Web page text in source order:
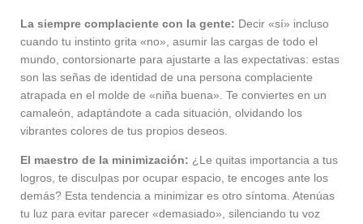
La siempre complaciente con la gente: Decir «sí» incluso
cuando tu instinto grita «no», asumir las cargas de todo el
mundo, contorsionarte para ajustarte a las expectativas: estas
son las señas de identidad de una persona complaciente
atrapada en el molde de «niña buena». Te conviertes en un
camaleón, adaptándote a cada situación, olvidando los
vibrantes colores de tus propios deseos.
El maestro de la minimización: ¿Le quitas importancia a tus
logros, te disculpas por ocupar espacio, te encoges ante los
demás? Esta tendencia a minimizar es otro síntoma. Atenúas
tu luz para evitar parecer «demasiado», silenciando tu voz